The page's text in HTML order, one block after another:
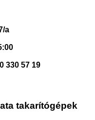
a
330 57 19
takarítógépek